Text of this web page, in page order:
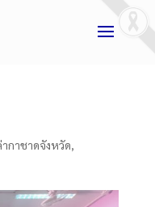
กาชาดจังหวัด,